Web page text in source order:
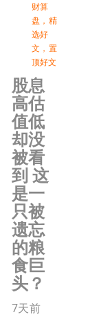
财算
盘 ， 精
选好
文 ， 置
顶好文
股息
高估
值低
却没
被看
到 这
是一
只被
遗忘
的粮
食巨
头？
7天前